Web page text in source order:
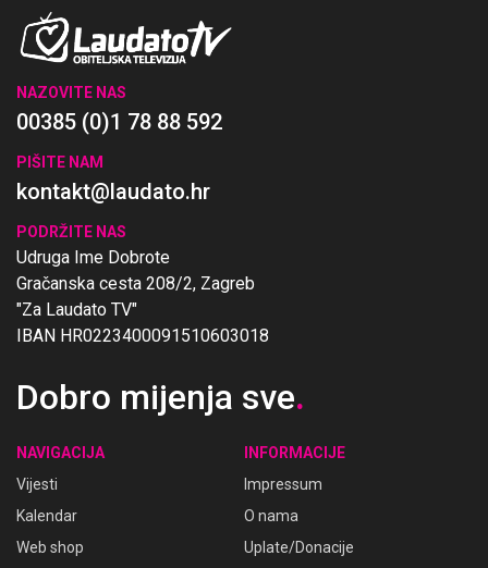
NAZOVITE NAS
00385 (0)1 78 88 592
PIŠITE NAM
kontakt@laudato.hr
PODRŽITE NAS
Udruga Ime Dobrote
Gračanska cesta 208/2, Zagreb
"Za Laudato TV"
IBAN HR0223400091510603018
Dobro mijenja sve.
NAVIGACIJA
Vijesti
Kalendar
Web shop
INFORMACIJE
Impressum
O nama
Uplate/Donacije